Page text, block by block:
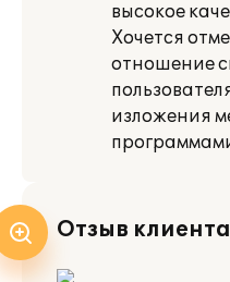
высокое
Хочется
отношение
изложения
Отзыв клиента